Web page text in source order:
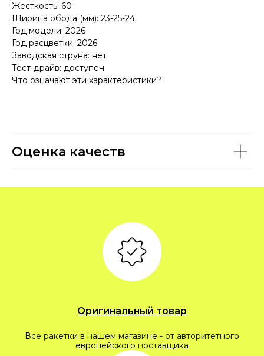
Жесткость: 60
Ширина обода (мм): 23-25-24
Год модели: 2026
Год расцветки: 2026
Заводская струна: нет
Тест-драйв: доступен
Что означают эти характеристики?
Оценка качеств
Оригинальный товар
Все ракетки в нашем магазине - от авторитетного
европейского поставщика